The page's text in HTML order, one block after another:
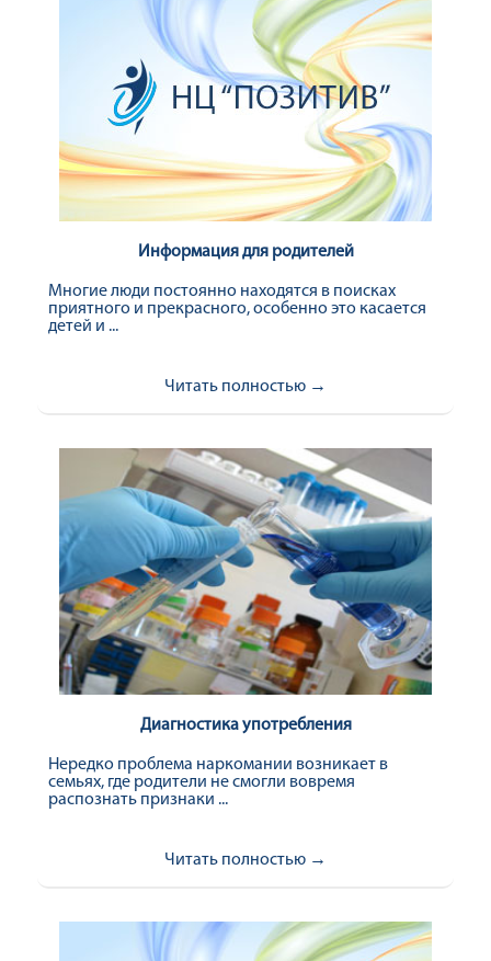
Информация для родителей
Многие люди постоянно находятся в поисках
приятного и прекрасного, особенно это касается
детей и ...
Читать полностью →
Диагностика употребления
Нередко проблема наркомании возникает в
семьях, где родители не смогли вовремя
распознать признаки ...
Читать полностью →